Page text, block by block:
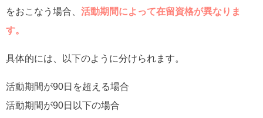
をおこなう場合、 活動期間によって在留資格が異なりま
す。
具体的には、以下のように分けられます。
活動期間が90日を超える場合
活動期間が90日以下の場合